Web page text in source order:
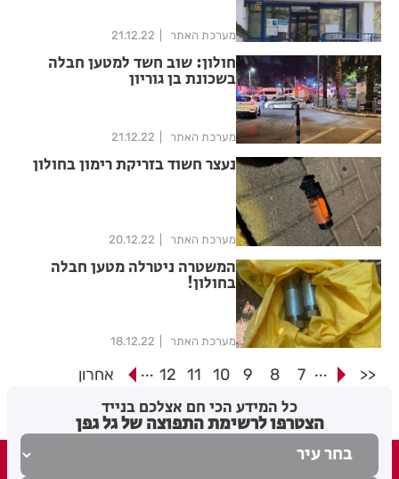
מערכת האתר 21.12.22
חולון: שוב חשד למטען חבלה
בשכונת בן גוריון
מערכת האתר 21.12.22
נעצר חשוד בזריקת רימון בחולון
מערכת האתר 20.12.22
המשטרה ניטרלה מטען חבלה
בחולון!
מערכת האתר 18.12.22
<<
...
7
8
9
10
11
12
... אחרון
כל המידע הכי חם אצלכם בנייד
הצטרפו לרשימת התפוצה של גל גפן